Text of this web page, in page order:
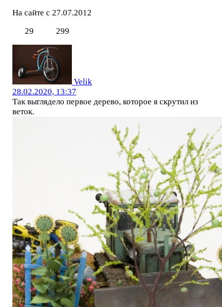
На сайте с 27.07.2012
29
299
Velik
28.02.2020, 13:37
Так выглядело первое дерево, которое я скрутил из
веток.